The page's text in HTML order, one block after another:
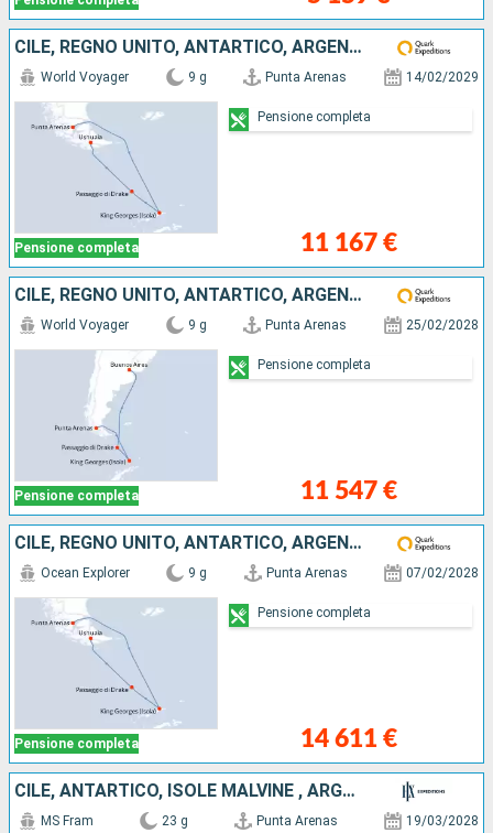
CILE, REGNO UNITO, ANTARTICO, ARGENTINA
Pensione completa
World Voyager 9 g Punta Arenas 14/02/2029
11 167 €
Pensione completa
CILE, REGNO UNITO, ANTARTICO, ARGENTINA
Pensione completa
World Voyager 9 g Punta Arenas 25/02/2028
11 547 €
Pensione completa
CILE, REGNO UNITO, ANTARTICO, ARGENTINA
Pensione completa
Ocean Explorer 9 g Punta Arenas 07/02/2028
14 611 €
Pensione completa
CILE, ANTARTICO, ISOLE MALVINE , ARGENTINA
MS Fram 23 g Punta Arenas 19/03/2028